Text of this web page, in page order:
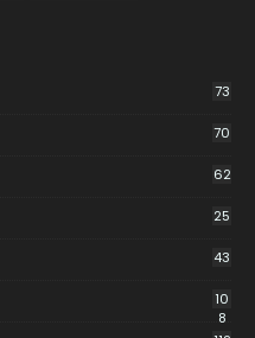
73
70
62
25
43
10
8